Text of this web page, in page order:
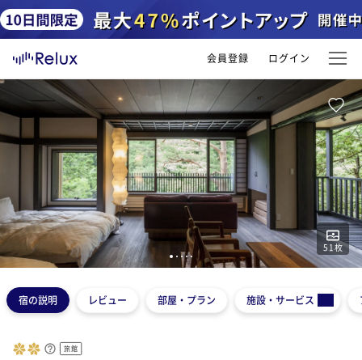
会員登録 ログイン
51 枚
1 2345
宿の説明 レビュー 部屋・プラン 施設・サービス
旅館